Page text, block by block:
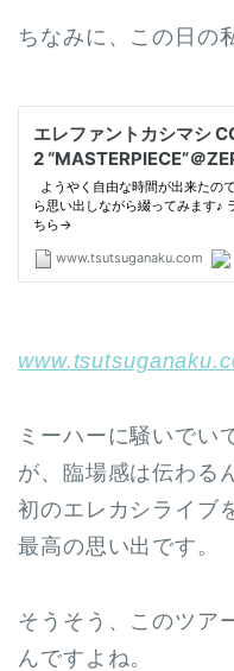
ちなみに、この日の
ミーハーに騒いでい
が、臨場感は伝わる
初のエレカシライブ
最高の思い出です。
そうそう、このツア
んですよね。